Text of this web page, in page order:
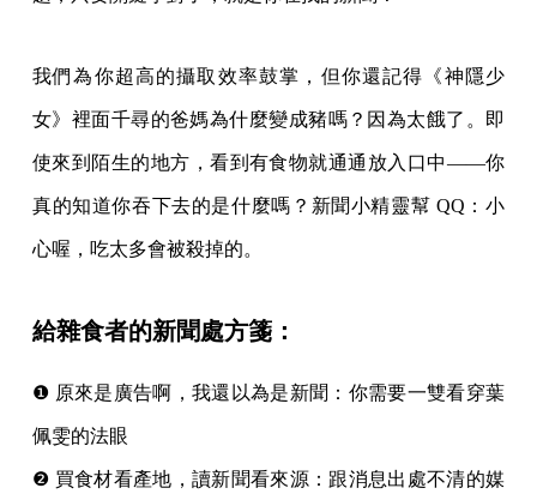
我們為你超高的攝取效率鼓掌，但你還記得《神隱少
女》裡面千尋的爸媽為什麼變成豬嗎？因為太餓了。即
使來到陌生的地方，看到有食物就通通放入口中——你
真的知道你吞下去的是什麼嗎？新聞小精靈幫 QQ：小
心喔，吃太多會被殺掉的。
給雜食者的新聞處方箋：
❶ 原來是廣告啊，我還以為是新聞：你需要一雙看穿葉
佩雯的法眼
❷ 買食材看產地，讀新聞看來源：跟消息出處不清的媒